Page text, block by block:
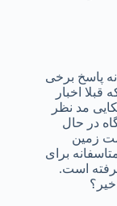
پاسخ برخی
قبلا اخبار
مد نظر
در حال
زمین
برای
است.